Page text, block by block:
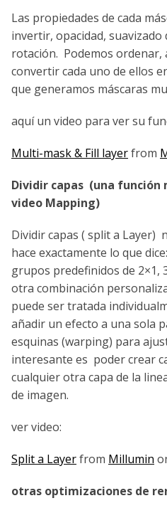
Las propiedades de cada
invertir, opacidad, suavizado
rotación. Podemos
convertir cada uno de ellos
que generamos máscaras
aquí un video para ver su
Multi-mask & Fill layerfrom
Dividir capas (una
video Mapping)
Dividir capas ( split a Layer)
hace exactamente lo que
grupos predefinidos de 2×1,
otra combinación
puede ser tratada
añadir un efecto a una sola
esquinas (warping) para
interesante es poder crear
cualquier otra capa de la
de imagen.
ver video:
Split a Layerfrom Millumin
otras optimizaciones de